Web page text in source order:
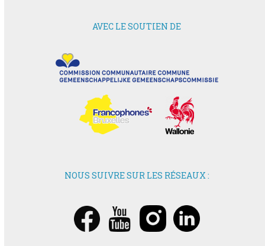
AVEC LE SOUTIEN DE
NOUS SUIVRE SUR LES RÉSEAUX :